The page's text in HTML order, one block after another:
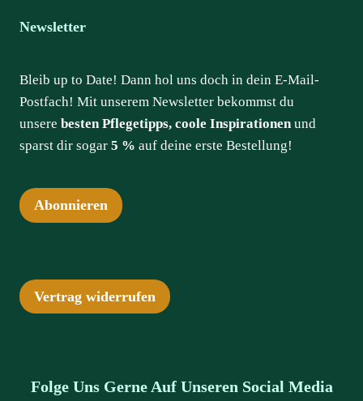
Newsletter
Bleib up to Date! Dann hol uns doch in dein E-Mail-
Postfach! Mit unserem Newsletter bekommst du
unsere besten Pflegetipps, coole Inspirationenund
sparst dir sogar 5 % auf deine erste Bestellung!
Abonnieren
Vertrag widerrufen
Folge Uns Gerne Auf Unseren Social Media